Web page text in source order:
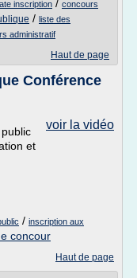
inscription / concours
/ liste des
administratif
Haut de page
Conférence
voir la vidéo
et
/ inscription aux
concour
Haut de page